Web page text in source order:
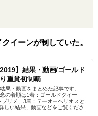
イーンが制していた。
】結果・動画/ゴールド
重賞初制覇
果・動画をまとめた記事です。
の着順は1着：ゴールドクイー
リメ、3着：テーオーヘリオスと
しい結果、動画などをご覧くださ